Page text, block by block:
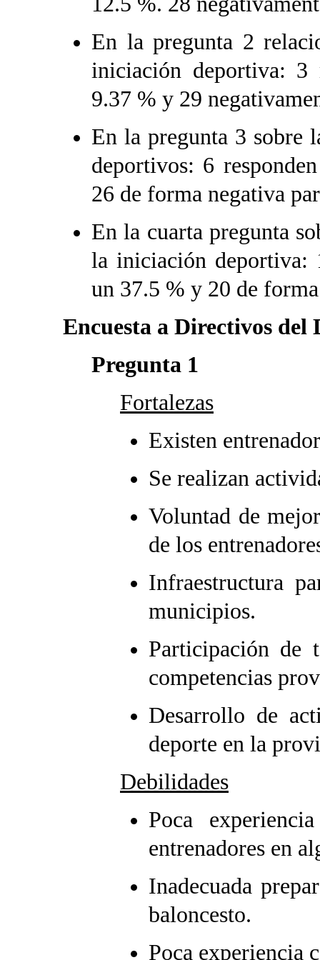
En la pregunta 2
iniciación deportiva: 3
9.37 % y 29
En la pregunta 3 sobre
deportivos: 6
26 de forma negativa
En la cuarta pregunta
la iniciación deportiva:
un 37.5 % y 20 de
Encuesta a Directivos del
Pregunta 1
Fortalezas
Existen
Se realizan
Voluntad de
de los
Infraestructura
municipios.
Participación de
competencias
Desarrollo de
deporte en la
Debilidades
Poca
entrenadores en
Inadecuada
baloncesto.
Poca experiencia